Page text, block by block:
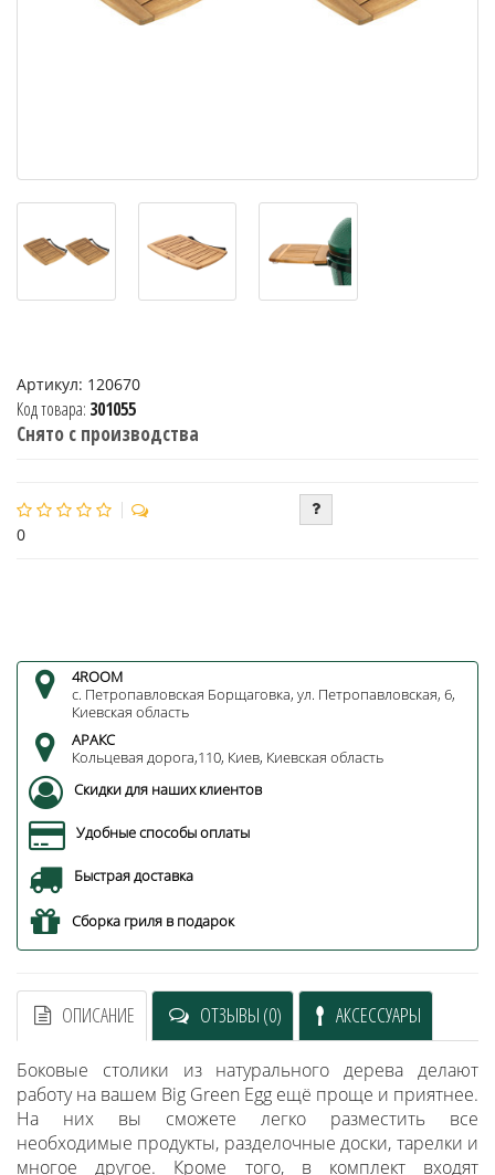
Артикул: 120670
Код товара: 301055
Снято с производства
0
4ROOM
с. Петропавловская Борщаговка, ул. Петропавловская, 6,
Киевская область
АРАКС
Кольцевая дорога,110, Киев, Киевская область
Скидки для наших клиентов
Удобные способы оплаты
Быстрая доставка
Сборка гриля в подарок
ОПИСАНИЕ ОТЗЫВЫ (0) АКСЕССУАРЫ
Боковые столики из натурального дерева делают
работу на вашем Big Green Egg ещё проще и приятнее.
На них вы сможете легко разместить все
необходимые продукты, разделочные доски, тарелки и
многое другое. Кроме того, в комплект входят